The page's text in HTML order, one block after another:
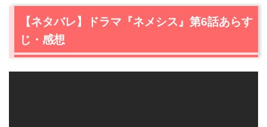
【ネタバレ】ドラマ『ネメシス』第6話あらす
じ・感想